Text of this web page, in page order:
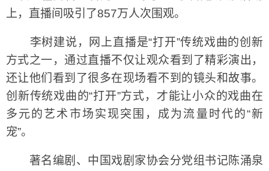
上，直播间吸引了857万人次围观。
李树建说，网上直播是“打开”传统戏曲的创新
方式之一，通过直播不仅让观众看到了精彩演出，
还让他们看到了很多在现场看不到的镜头和故事。
创新传统戏曲的“打开”方式，才能让小众的戏曲在
多元的艺术市场实现突围，成为流量时代的“新
宠”。
著名编剧、中国戏剧家协会分党组书记陈涌泉